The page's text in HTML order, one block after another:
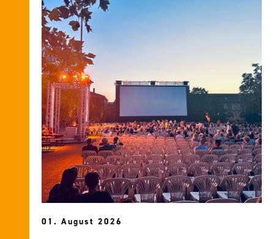
01. August 2026